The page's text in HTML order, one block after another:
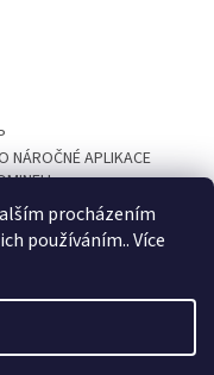
procházením
používáním.. Více
NÁROČNÉ APLIKACE